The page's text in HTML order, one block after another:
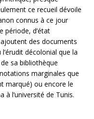
ce recueil dévoile
connus à ce jour
période, d’état
ajoutent des documents
décolonial que la
sa bibliothèque
marginales que
marqué) ou encore le
à l’université de Tunis.